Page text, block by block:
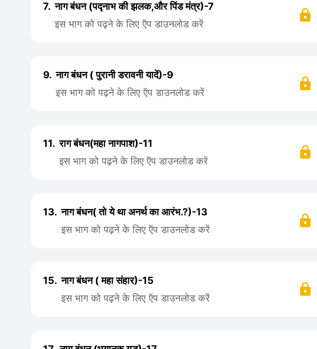
7. नाग बंधन (पद्नाभ की झलक,और पिंड मंत्र)-7
इस भाग को पढ़ने के लिए ऍप डाउनलोड करें
9. नाग बंधन ( पुरानी डरावनी यादें)-9
इस भाग को पढ़ने के लिए ऍप डाउनलोड करें
11. राग बंधन(महा नागपाश)-11
इस भाग को पढ़ने के लिए ऍप डाउनलोड करें
13. नाग बंधन( तो ये था अनर्थ का आरंभ.?)-13
इस भाग को पढ़ने के लिए ऍप डाउनलोड करें
15. नाग बंधन ( महा संहार)-15
इस भाग को पढ़ने के लिए ऍप डाउनलोड करें